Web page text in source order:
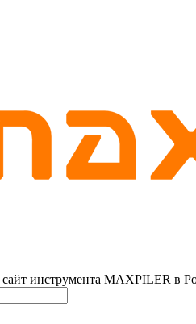
инструмента MAXPILER в